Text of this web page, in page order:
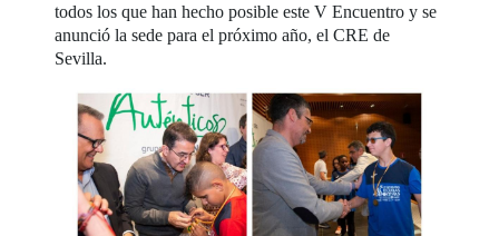
todos los que han hecho posible este V Encuentro y se
anunció la sede para el próximo año, el CRE de
Sevilla.